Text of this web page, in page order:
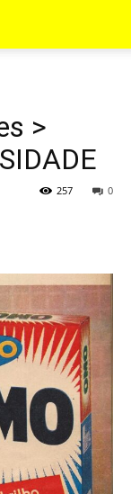
>
0
257